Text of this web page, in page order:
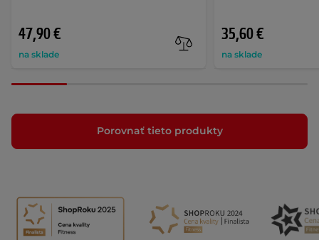
47,90 €
na sklade
35,60 €
na sklade
Porovnať tieto produkty